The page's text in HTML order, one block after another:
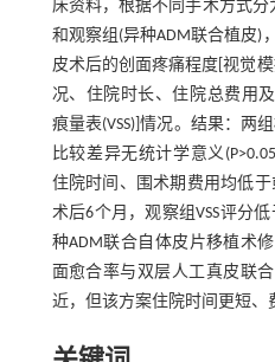
床资料，根据不同手术方式
和观察组(异种ADM联合植皮)
皮术后的创面疼痛程度[视觉
况、住院时长、住院总费用
痕量表(VSS)]情况。结果：两
比较差异无统计学意义
住院时间、围术期费用均低于
术后6个月，观察组VSS评分
种ADM联合自体皮片移植术
面愈合率与双层人工真皮联
近，但该方案住院时间更短、